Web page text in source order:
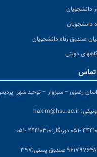
دانشجویان
دانشجویان
صندوق رفاه دانشجویان
دولتی
تماس
رضوی – سبزوار – توحید شهر-
hakim@hsu.ac.ir
دورنگار:۴۴۴۱۰۳۰۰ -۰۵۱